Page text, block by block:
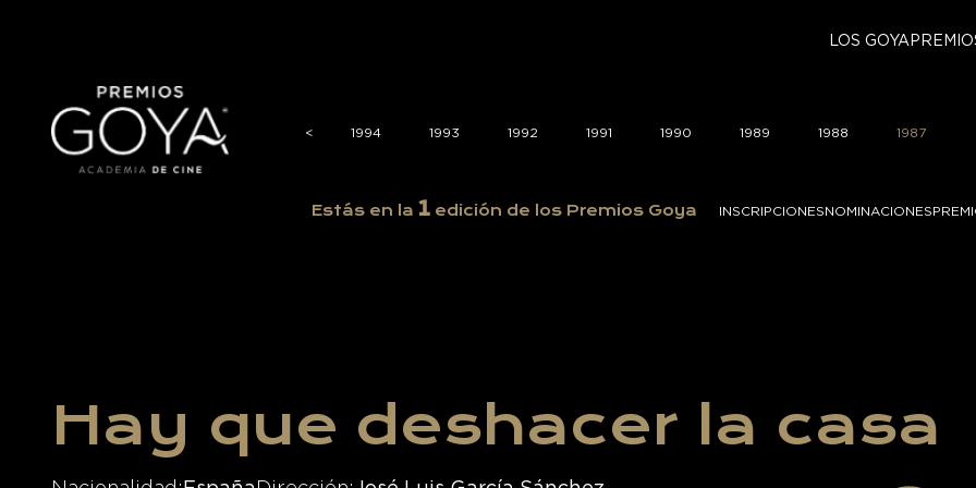
LOS GOYA
<
<
1998 1997 1996 1994 1993 1992 1991 1990 1989 1988 1987
Estás en la 1 edición de los Premios Goya INSCRIPCIONESNOMINACIONES
Hay que deshacer la casa